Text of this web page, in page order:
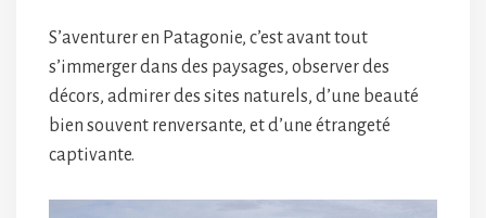
S’aventurer en Patagonie, c’est avant tout
s’immerger dans des paysages, observer des
décors, admirer des sites naturels, d’une beauté
bien souvent renversante, et d’une étrangeté
captivante.